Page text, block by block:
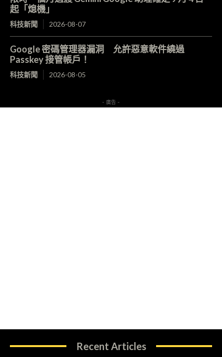
起「熄機」
科技新聞 2026-08-07
Google 密碼管理器漏洞 允許惡意軟件繞過
Passkey 接管帳戶！
科技新聞 2026-08-05
- 廣告 -
Recent Articles